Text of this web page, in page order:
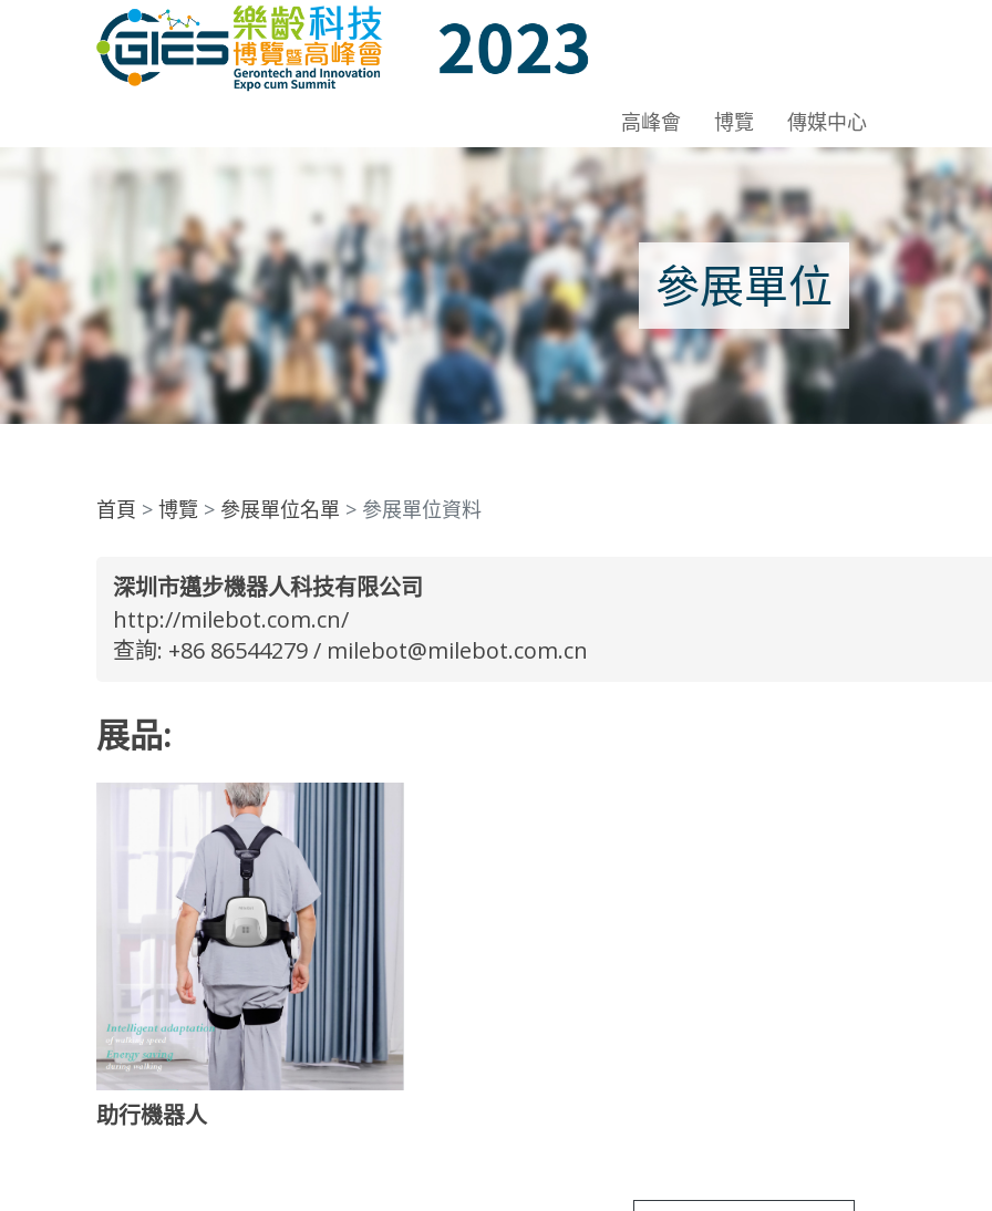
Date: Expo: 23-26 Nov 2023, Venue: Hall 1A-C, HKCEC
高峰會 博覽 傳媒中心
參展單位
首頁 博覽 參展單位名單 參展單位資料
深圳市邁步機器人科技有限公司
http://milebot.com.cn/
查詢: +86 86544279 / milebot@milebot.com.cn
展品:
助行機器人